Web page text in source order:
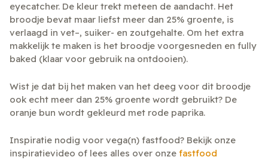
eyecatcher. De kleur trekt meteen de aandacht. Het
broodje bevat maar liefst meer dan 25% groente, is
verlaagd in vet–, suiker- en zoutgehalte. Om het extra
makkelijk te maken is het broodje voorgesneden en fully
baked (klaar voor gebruik na ontdooien).
Wist je dat bij het maken van het deeg voor dit broodje
ook echt meer dan 25% groente wordt gebruikt? De
oranje bun wordt gekleurd met rode paprika.
Inspiratie nodig voor vega(n) fastfood? Bekijk onze
inspiratievideo of lees alles over onze fastfood